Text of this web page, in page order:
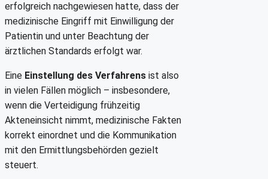
erfolgreich nachgewiesen hatte, dass der
medizinische Eingriff mit Einwilligung der
Patientin und unter Beachtung der
ärztlichen Standards erfolgt war.
Eine Einstellung des Verfahrens ist also
in vielen Fällen möglich – insbesondere,
wenn die Verteidigung frühzeitig
Akteneinsicht nimmt, medizinische Fakten
korrekt einordnet und die Kommunikation
mit den Ermittlungsbehörden gezielt
steuert.